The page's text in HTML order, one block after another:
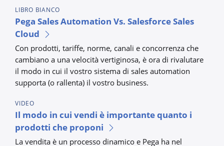
LIBRO BIANCO
Pega Sales Automation Vs. Salesforce Sales
Cloud
Con prodotti, tariffe, norme, canali e concorrenza che
cambiano a una velocità vertiginosa, è ora di rivalutare
il modo in cui il vostro sistema di sales automation
supporta (o rallenta) il vostro business.
VIDEO
Il modo in cui vendi è importante quanto i
prodotti che proponi
La vendita è un processo dinamico e Pega ha nel